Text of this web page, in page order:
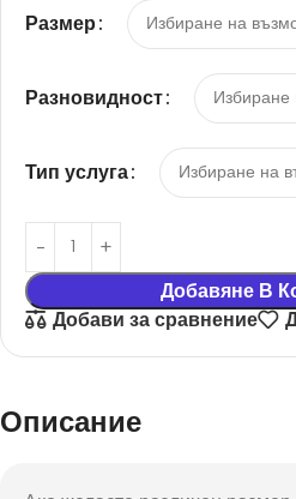
Размер
Разновидност
Тип услуга
Добавяне В
Добави за сравнение
Описание